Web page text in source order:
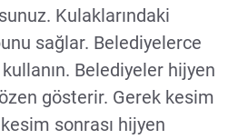
Kulaklarındaki
sağlar. Belediyelerce
Belediyeler hijyen
gösterir. Gerek kesim
sonrası hijyen